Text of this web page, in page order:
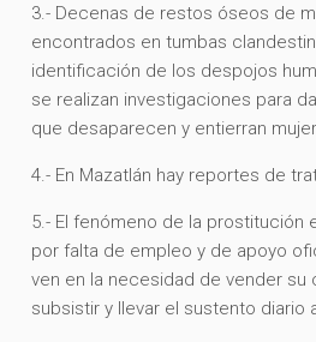
3.- Decenas de restos óseos de
encontrados en tumbas
identificación de los despojos
se realizan investigaciones para
que desaparecen y entierran
4.- En Mazatlán hay reportes de
5.- El fenómeno de la prostitución
por falta de empleo y de apoyo
ven en la necesidad de vender su
subsistir y llevar el sustento diario